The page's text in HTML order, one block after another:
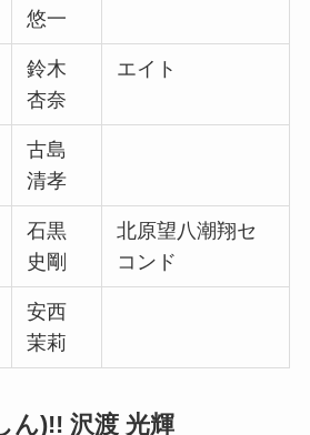
悠一
鈴木
杏奈
エイト
古島
清孝
石黒
史剛
北原望八潮翔セ
コンド
安西
茉莉
ん)!! 沢渡 光輝